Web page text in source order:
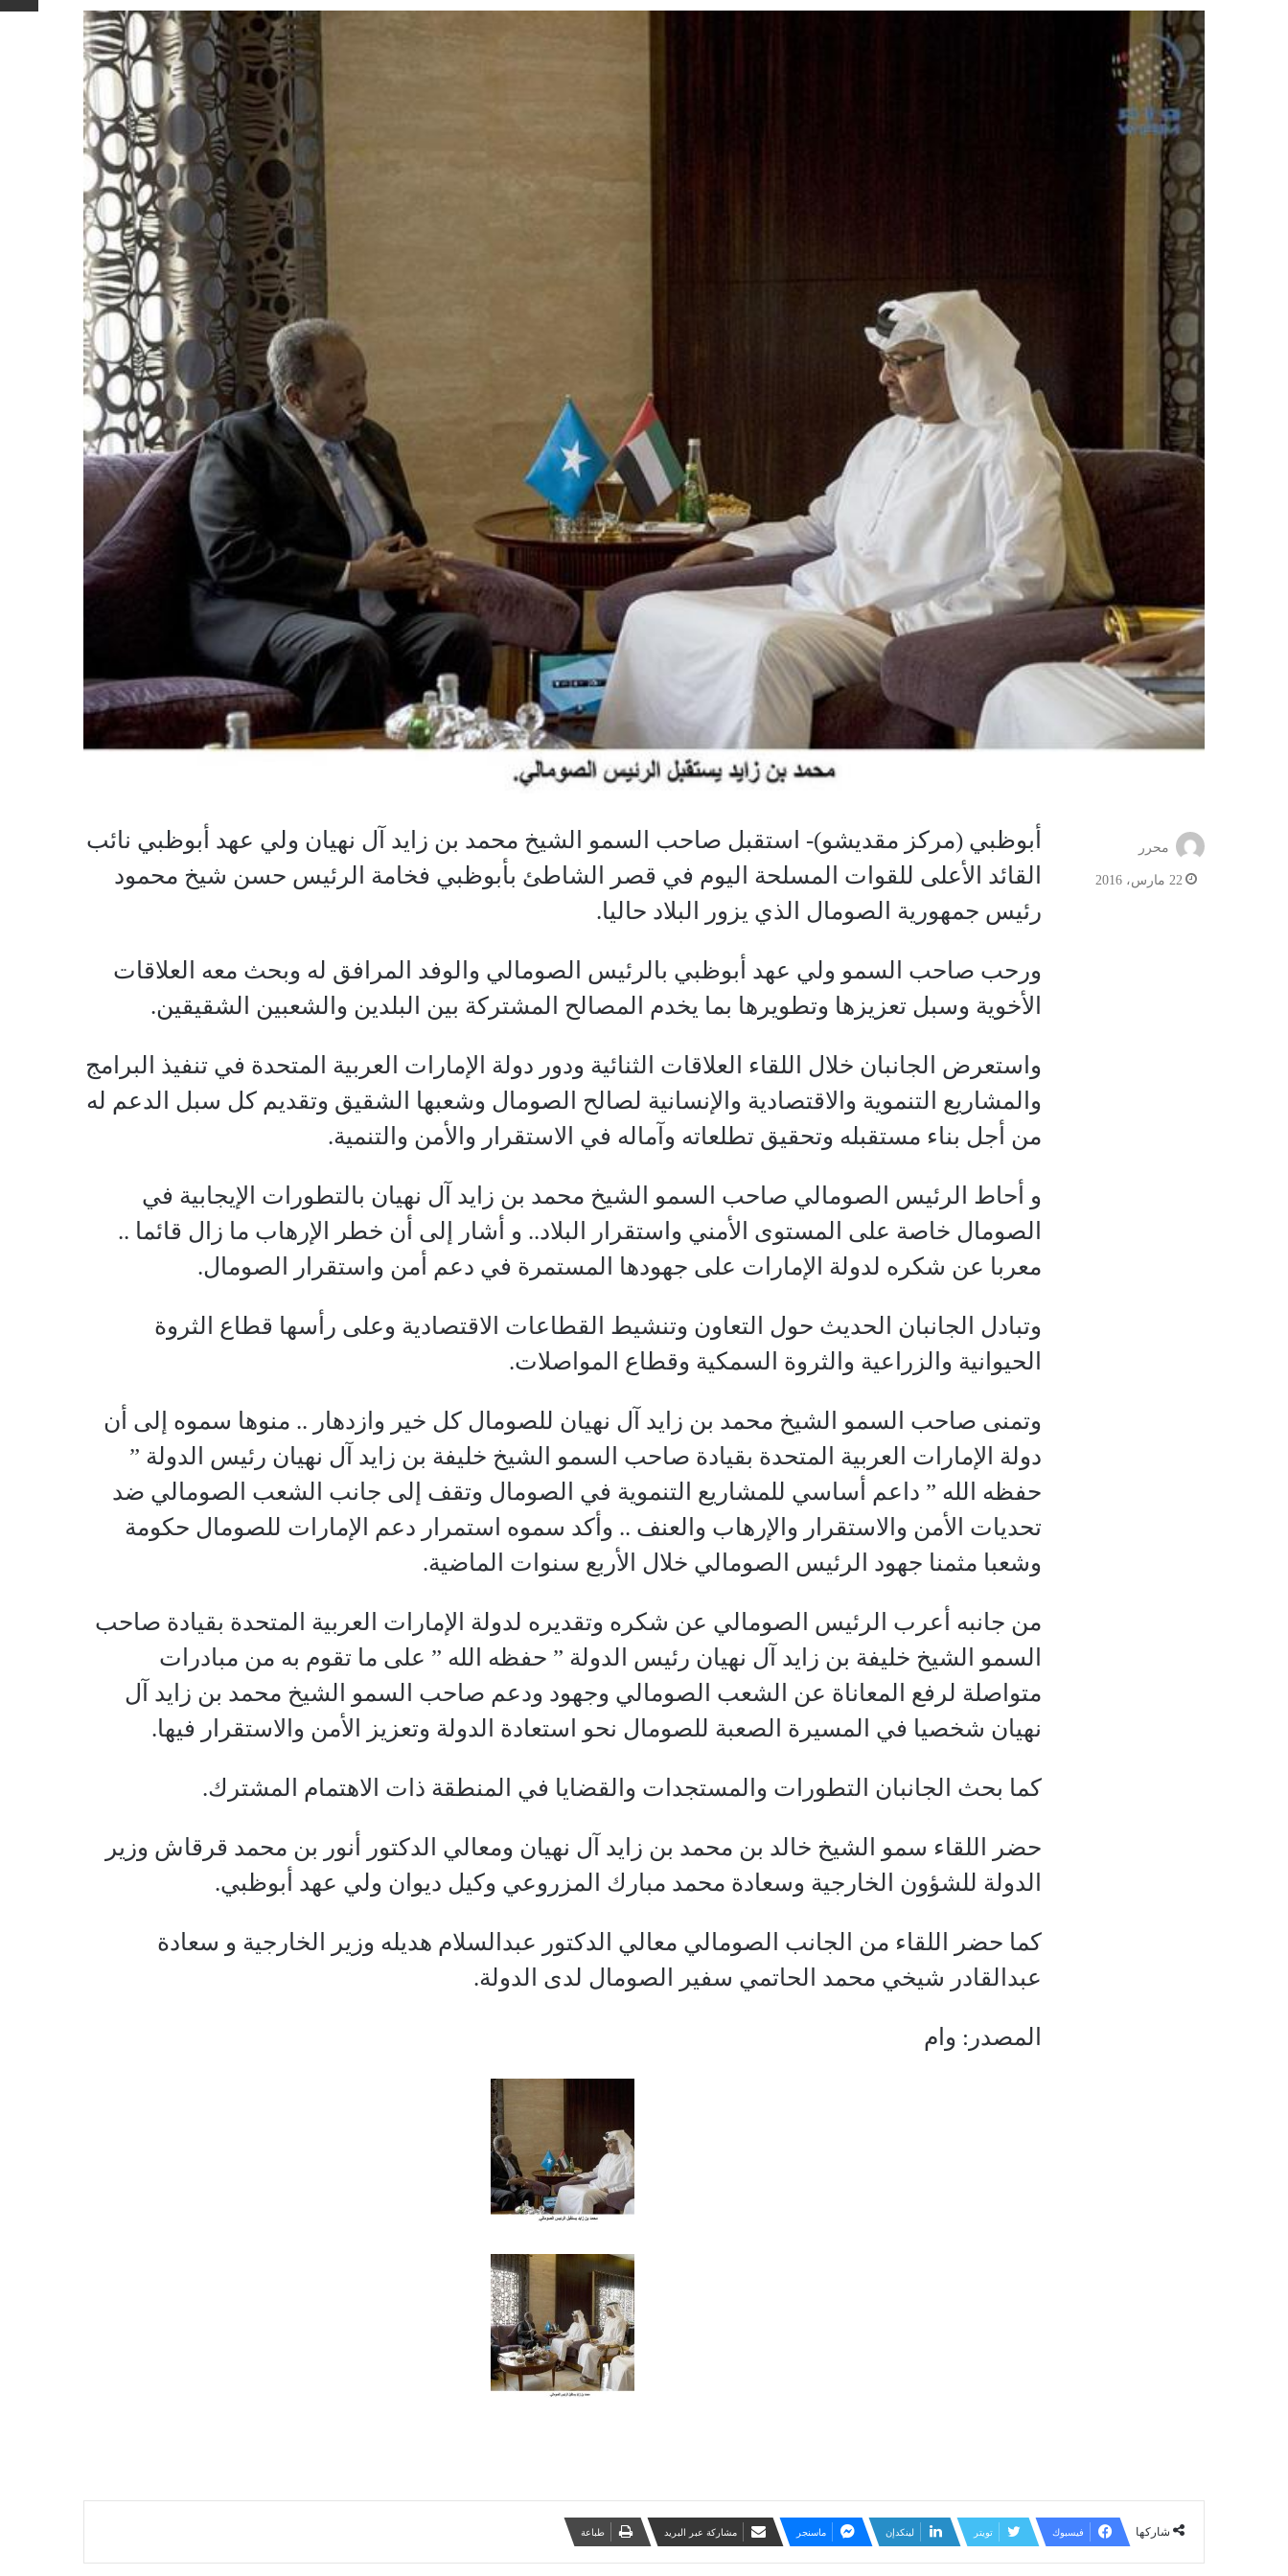
أبوظبي (مركز مقديشو)- استقبل صاحب السمو الشيخ محمد بن زايد آل نهيان ولي عهد أبوظبي نائب
القائد الأعلى للقوات المسلحة اليوم في قصر الشاطئ بأبوظبي فخامة الرئيس حسن شيخ محمود
رئيس جمهورية الصومال الذي يزور البلاد حاليا.
ورحب صاحب السمو ولي عهد أبوظبي بالرئيس الصومالي والوفد المرافق له وبحث معه العلاقات
الأخوية وسبل تعزيزها وتطويرها بما يخدم المصالح المشتركة بين البلدين والشعبين الشقيقين.
واستعرض الجانبان خلال اللقاء العلاقات الثنائية ودور دولة الإمارات العربية المتحدة في تنفيذ البرامج
والمشاريع التنموية والاقتصادية والإنسانية لصالح الصومال وشعبها الشقيق وتقديم كل سبل الدعم له
من أجل بناء مستقبله وتحقيق تطلعاته وآماله في الاستقرار والأمن والتنمية.
و أحاط الرئيس الصومالي صاحب السمو الشيخ محمد بن زايد آل نهيان بالتطورات الإيجابية في
الصومال خاصة على المستوى الأمني واستقرار البلاد.. و أشار إلى أن خطر الإرهاب ما زال قائما ..
معربا عن شكره لدولة الإمارات على جهودها المستمرة في دعم أمن واستقرار الصومال.
وتبادل الجانبان الحديث حول التعاون وتنشيط القطاعات الاقتصادية وعلى رأسها قطاع الثروة
الحيوانية والزراعية والثروة السمكية وقطاع المواصلات.
وتمنى صاحب السمو الشيخ محمد بن زايد آل نهيان للصومال كل خير وازدهار .. منوها سموه إلى أن
دولة الإمارات العربية المتحدة بقيادة صاحب السمو الشيخ خليفة بن زايد آل نهيان رئيس الدولة ”
حفظه الله ” داعم أساسي للمشاريع التنموية في الصومال وتقف إلى جانب الشعب الصومالي ضد
تحديات الأمن والاستقرار والإرهاب والعنف .. وأكد سموه استمرار دعم الإمارات للصومال حكومة
وشعبا مثمنا جهود الرئيس الصومالي خلال الأربع سنوات الماضية.
من جانبه أعرب الرئيس الصومالي عن شكره وتقديره لدولة الإمارات العربية المتحدة بقيادة صاحب
السمو الشيخ خليفة بن زايد آل نهيان رئيس الدولة ” حفظه الله ” على ما تقوم به من مبادرات
متواصلة لرفع المعاناة عن الشعب الصومالي وجهود ودعم صاحب السمو الشيخ محمد بن زايد آل
نهيان شخصيا في المسيرة الصعبة للصومال نحو استعادة الدولة وتعزيز الأمن والاستقرار فيها.
كما بحث الجانبان التطورات والمستجدات والقضايا في المنطقة ذات الاهتمام المشترك.
حضر اللقاء سمو الشيخ خالد بن محمد بن زايد آل نهيان ومعالي الدكتور أنور بن محمد قرقاش وزير
الدولة للشؤون الخارجية وسعادة محمد مبارك المزروعي وكيل ديوان ولي عهد أبوظبي.
كما حضر اللقاء من الجانب الصومالي معالي الدكتور عبدالسلام هديله وزير الخارجية و سعادة
عبدالقادر شيخي محمد الحاتمي سفير الصومال لدى الدولة.
المصدر: وام
محرر
22 مارس، 2016
شاركها فيسبوك تويتر لينكدإن ماسنجر مشاركة عبر البريد طباعة